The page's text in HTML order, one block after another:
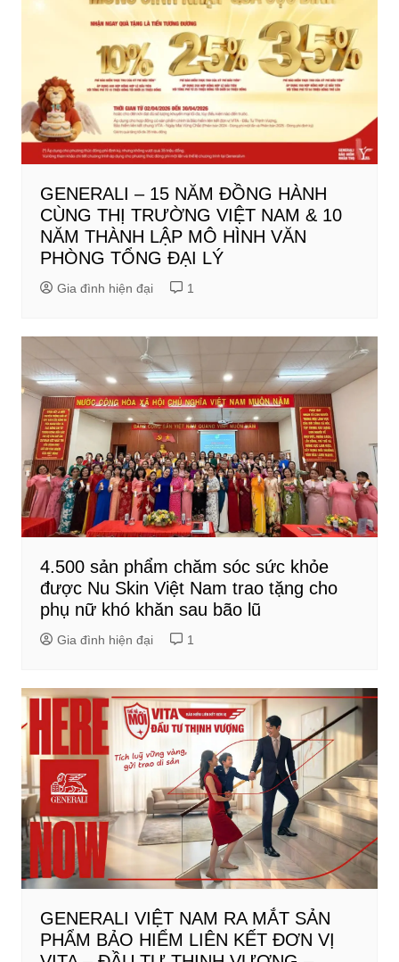
GENERALI – 15 NĂM ĐỒNG HÀNH
CÙNG THỊ TRƯỜNG VIỆT NAM & 10
NĂM THÀNH LẬP MÔ HÌNH VĂN
PHÒNG TỔNG ĐẠI LÝ
Gia đình hiện đại 1
4.500 sản phẩm chăm sóc sức khỏe
được Nu Skin Việt Nam trao tặng cho
phụ nữ khó khăn sau bão lũ
Gia đình hiện đại 1
GENERALI VIỆT NAM RA MẮT SẢN
PHẨM BẢO HIỂM LIÊN KẾT ĐƠN VỊ